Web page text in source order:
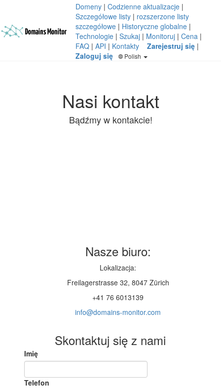
Domeny | Codzienne aktualizacje |
Szczegółowe listy | rozszerzone listy
szczegółowe | Historyczne globalne |
Technologie | Szukaj | Monitoruj | Cena |
FAQ | API | Kontakty Zarejestruj się |
Zaloguj się
Polish
Nasi kontakt
Bądźmy w kontakcie!
Nasze biuro:
Lokalizacja:
Freilagerstrasse 32, 8047 Zürich
+41 76 6013139
info@domains-monitor.com
Skontaktuj się z nami
Imię
Telefon